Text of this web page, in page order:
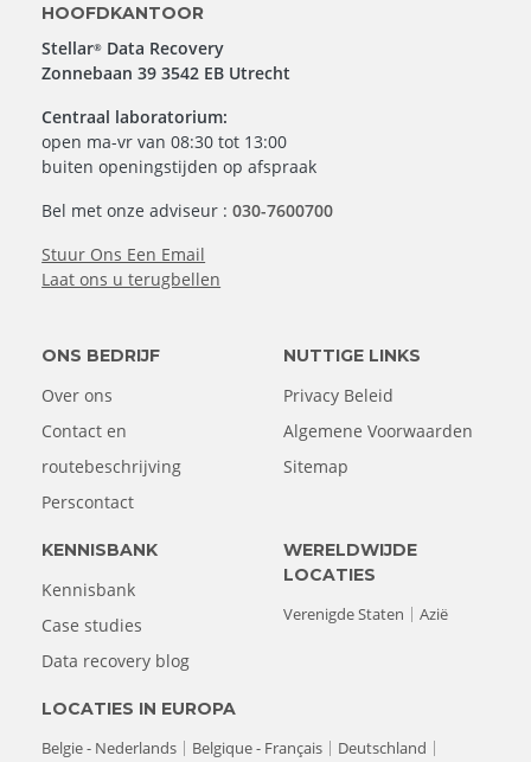
HOOFDKANTOOR
Stellar® Data Recovery
Zonnebaan 39 3542 EB Utrecht
Centraal laboratorium:
open ma-vr van 08:30 tot 13:00
buiten openingstijden op afspraak
Bel met onze adviseur :030-7600700
Stuur Ons Een Email
Laat ons u terugbellen
ONS BEDRIJF
Over ons
Contact en
routebeschrijving
Perscontact
NUTTIGE LINKS
Privacy Beleid
Algemene Voorwaarden
Sitemap
KENNISBANK
Kennisbank
Case studies
Data recovery blog
LOCATIES IN EUROPA
Belgie - Nederlands
Belgique - Français Deutschland
WERELDWIJDE
LOCATIES
Verenigde Staten
Azië